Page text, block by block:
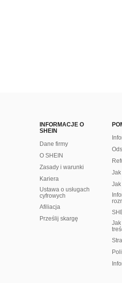
INFORMACJE O
SHEIN
Dane firmy
O SHEIN
Zasady i warunki
Kariera
Ustawa o usługach
cyfrowych
Afiliacja
Prześlij skargę
Jak